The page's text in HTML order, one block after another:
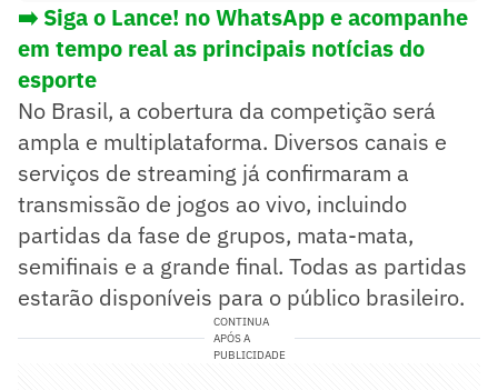
➡️ Siga o Lance! no WhatsApp e acompanhe
em tempo real as principais notícias do
esporte
No Brasil, a cobertura da competição será
ampla e multiplataforma. Diversos canais e
serviços de streaming já confirmaram a
transmissão de jogos ao vivo, incluindo
partidas da fase de grupos, mata-mata,
semifinais e a grande final. Todas as partidas
estarão disponíveis para o público brasileiro.
CONTINUA
APÓS A
PUBLICIDADE